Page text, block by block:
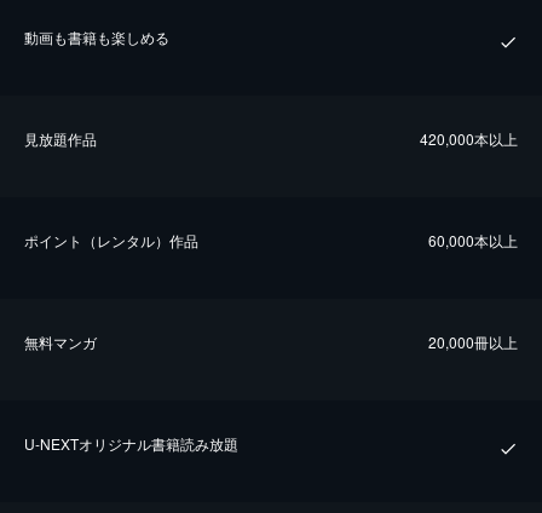
動画も書籍も楽しめる
⾒放題作品 420,000本以上
ポイント（レンタル）作品 60,000本以上
無料マンガ 20,000冊以上
U-NEXTオリジナル書籍読み放題